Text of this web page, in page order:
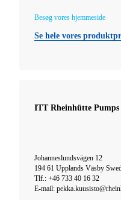
Besøg vores hjemmeside
Se hele vores
ITT Rheinhütte
Johanneslundsvägen 12
194 61 Upplands Väsby
Tlf.: +46 733 40 16 32
E-mail: